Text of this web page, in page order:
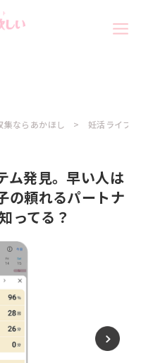
集ならあかほし 妊活ライフ
ム発見。早い人は
の頼れるパートナ
ってる？